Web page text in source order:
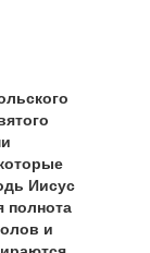
Иисус
полнота
и